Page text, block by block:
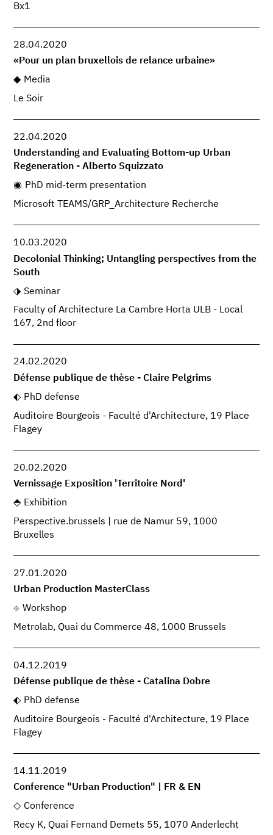
Bx1
28.04.2020
«Pour un plan bruxellois de relance urbaine»
Media
Le Soir
22.04.2020
Understanding and Evaluating Bottom-up Urban
Regeneration - Alberto Squizzato
PhD mid-term presentation
Microsoft TEAMS/GRP_Architecture Recherche
10.03.2020
Decolonial Thinking; Untangling perspectives from the
South
Seminar
Faculty of Architecture La Cambre Horta ULB - Local
167, 2nd floor
24.02.2020
Défense publique de thèse - Claire Pelgrims
PhD defense
Auditoire Bourgeois - Faculté d'Architecture, 19 Place
Flagey
20.02.2020
Vernissage Exposition 'Territoire Nord'
Exhibition
Perspective.brussels | rue de Namur 59, 1000
Bruxelles
27.01.2020
Urban Production MasterClass
Workshop
Metrolab, Quai du Commerce 48, 1000 Brussels
04.12.2019
Défense publique de thèse - Catalina Dobre
PhD defense
Auditoire Bourgeois - Faculté d'Architecture, 19 Place
Flagey
14.11.2019
Conference "Urban Production" | FR & EN
Conference
Recy K, Quai Fernand Demets 55, 1070 Anderlecht